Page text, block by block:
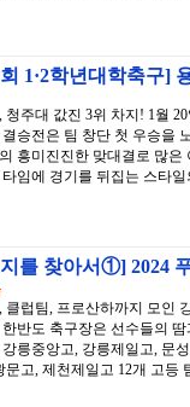
1·2학년대학축구]
청주대 값진 3위 차지! 1월
결승전은 팀 창단 첫 우승을
흥미진진한 맞대결로 많
타임에 경기를 뒤집는 스타
를 찾아서①] 2024
클럽팀, 프로산하까지 모인
한반도 축구장은 선수들의
릉중앙고, 강릉제일고, 문
문고, 제천제일고 12개 고등